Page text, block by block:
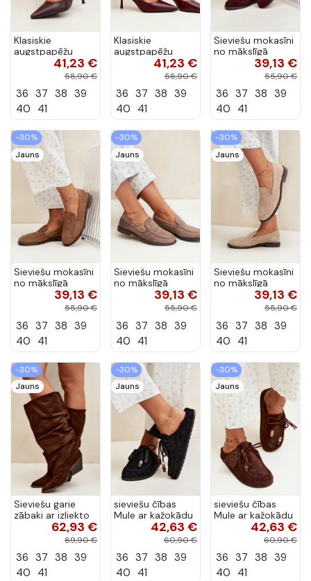
Klasiskie
augstpapēžu
kurpes no
mākslīgās ādas,
41,23 €
58,90 €
36 37 38 39
40 41
Klasiskie
augstpapēžu
kurpes no
mākslīgās ādas,
41,23 €
58,90 €
36 37 38 39
40 41
Sieviešu mokasīni
no mākslīgā
zamša, bordo
krāsā Laisie
39,13 €
55,90 €
36 37 38 39
40 41
-30%
Jauns
Sieviešu mokasīni
no mākslīgā
zamša, brūnā
krāsā Laisie
39,13 €
55,90 €
36 37 38 39
40 41
-30%
Jauns
Sieviešu mokasīni
no mākslīgā
zamša, māla
krāsā Laisie
39,13 €
55,90 €
36 37 38 39
40 41
-30%
Jauns
Sieviešu mokasīni
no mākslīgā
zamša, smilšu
krāsā Laisie
39,13 €
55,90 €
36 37 38 39
40 41
-30%
Jauns
Sieviešu garie
zābaki ar izliekto
augšdaļu un
papēžiem no
Durela
62,93 €
89,90 €
36 37 38 39
40 41
-30%
Jauns
sieviešu čības
Mule ar kažokādu
melnā krāsā Melia
42,63 €
60,90 €
36 37 38 39
40 41
-30%
Jauns
sieviešu čības
Mule ar kažokādu
šokolādes krāsā
42,63 €
60,90 €
36 37 38 39
40 41